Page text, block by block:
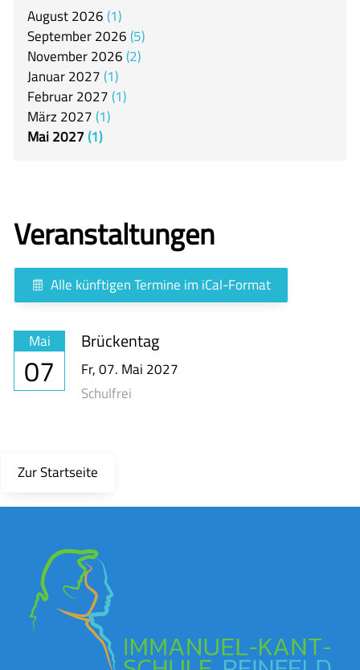
Mensa
Unsere Schulgemeinschaft
Kontakt
🇬🇧
August2026 1
September2026 5
November2026 2
Januar2027 1
Februar2027 1
März 2027 1
Mai2027 1
Veranstaltungen
Alle künftigen Termine im iCal-Format
Mai
07
Brückentag
Fr,07. Mai 2027
Schulfrei
Zur Startseite